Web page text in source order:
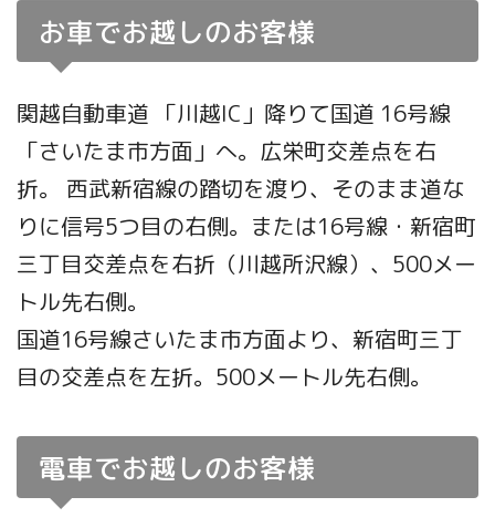
お車でお越しのお客様
関越自動車道 「川越IC」降りて国道 16号線
「さいたま市方面」へ。広栄町交差点を右
折。 西武新宿線の踏切を渡り、そのまま道な
りに信号5つ目の右側。または16号線・新宿町
三丁目交差点を右折（川越所沢線）、500メー
トル先右側。
国道16号線さいたま市方面より、新宿町三丁
目の交差点を左折。500メートル先右側。
電車でお越しのお客様